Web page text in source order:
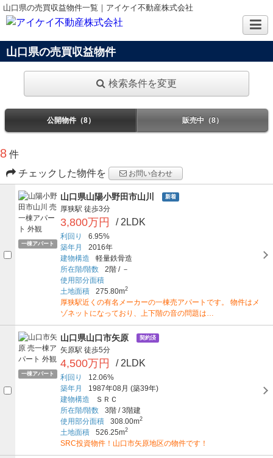
山口県の売買収益物件一覧｜アイケイ不動産株式会社
山口県の売買収益物件
検索条件を変更
公開物件（8） 販売中（8）
8 件
チェックした物件を
お問い合わせ
一棟アパート
山口県山陽小野田市山川 新着
厚狭駅 徒歩3分
3,800万円 / 2LDK
利回り
6.95%
築年月
2016年
建物構造
軽量鉄骨造
所在階/階数
2階 /－
使用部分面積
土地面積
275.80m2
厚狭駅近くの有名メーカーの一棟売アパートです。 物件はメ
ゾネットになっており、上下階の音の問題は…
一棟アパート
山口県山口市矢原 契約済
矢原駅 徒歩5分
4,500万円 / 2LDK
利回り
12.06%
築年月
1987年08月 (築39年)
建物構造
ＳＲＣ
所在階/階数
3階 /3階建
使用部分面積
308.00m2
土地面積 526.25m2
SRC投資物件！山口市矢原地区の物件です！